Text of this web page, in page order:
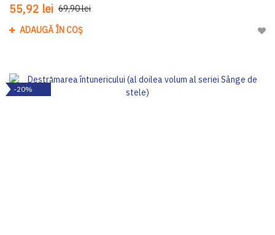
55,92 lei 69,90 lei
ADAUGĂ ÎN COȘ
-20%